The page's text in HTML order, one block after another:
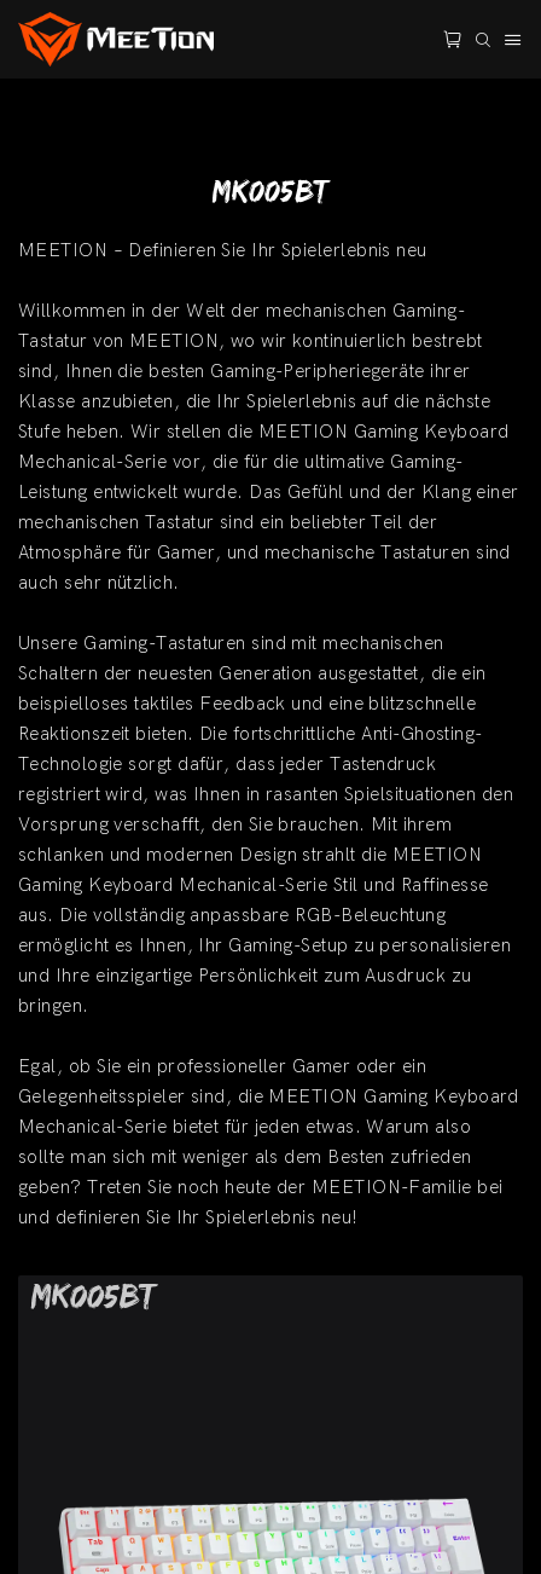
MK005BT
MEETION – Definieren Sie Ihr Spielerlebnis neu
Willkommen in der Welt der mechanischen Gaming-
Tastatur von MEETION, wo wir kontinuierlich bestrebt
sind, Ihnen die besten Gaming-Peripheriegeräte ihrer
Klasse anzubieten, die Ihr Spielerlebnis auf die nächste
Stufe heben. Wir stellen die MEETION Gaming Keyboard
Mechanical-Serie vor, die für die ultimative Gaming-
Leistung entwickelt wurde. Das Gefühl und der Klang einer
mechanischen Tastatur sind ein beliebter Teil der
Atmosphäre für Gamer, und mechanische Tastaturen sind
auch sehr nützlich.
Unsere Gaming-Tastaturen sind mit mechanischen
Schaltern der neuesten Generation ausgestattet, die ein
beispielloses taktiles Feedback und eine blitzschnelle
Reaktionszeit bieten. Die fortschrittliche Anti-Ghosting-
Technologie sorgt dafür, dass jeder Tastendruck
registriert wird, was Ihnen in rasanten Spielsituationen den
Vorsprung verschafft, den Sie brauchen. Mit ihrem
schlanken und modernen Design strahlt die MEETION
Gaming Keyboard Mechanical-Serie Stil und Raffinesse
aus. Die vollständig anpassbare RGB-Beleuchtung
ermöglicht es Ihnen, Ihr Gaming-Setup zu personalisieren
und Ihre einzigartige Persönlichkeit zum Ausdruck zu
bringen.
Egal, ob Sie ein professioneller Gamer oder ein
Gelegenheitsspieler sind, die MEETION Gaming Keyboard
Mechanical-Serie bietet für jeden etwas. Warum also
sollte man sich mit weniger als dem Besten zufrieden
geben? Treten Sie noch heute der MEETION-Familie bei
und definieren Sie Ihr Spielerlebnis neu!
MK005BT